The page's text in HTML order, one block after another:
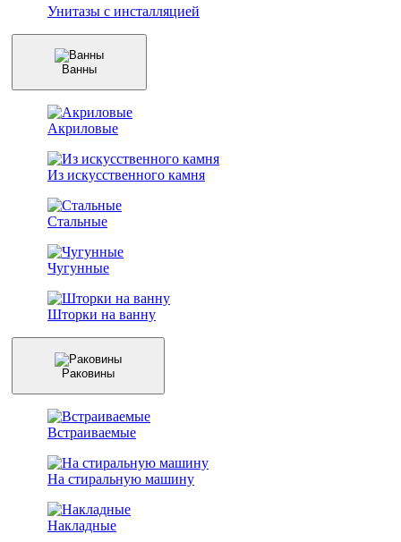
Унитазы с инсталляцией
Ванны
Акриловые
Из искусственного камня
Стальные
Чугунные
Шторки на ванну
Раковины
Встраиваемые
На стиральную машину
Накладные